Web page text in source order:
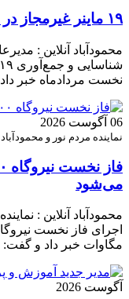
۱۹ ماینر غیرمجاز در مازندران از مدار خارج شد
محمودآباد آنلاین :
نخست مردادماه خبر
06 آگوست 2026
نماینده مردم نور و
می‌شود
محمودآباد آنلاین :
مگاوات خبر داد و
آگوست 2026